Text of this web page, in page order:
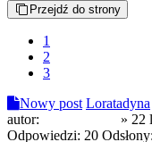
Przejdź do strony
1
2
3
Nowy post Loratadyna
autor:
» 22
Odpowiedzi: 20 Odsłony: